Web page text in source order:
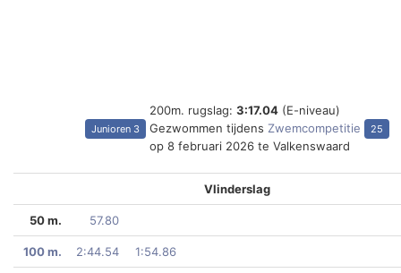
Junioren 3
200m. rugslag: 3:17.04 (E-niveau)
Gezwommen tijdens Zwemcompetitie
op 8 februari 2026 te Valkenswaard
25
Vlinderslag
50 m. 57.80
100 m. 2:44.54 1:54.86